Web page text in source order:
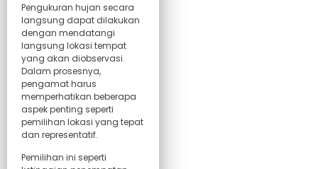
Pengukuran hujan secara
langsung dapat dilakukan
dengan mendatangi
langsung lokasi tempat
yang akan diobservasi.
Dalam prosesnya,
pengamat harus
memperhatikan beberapa
aspek penting seperti
pemilihan lokasi yang tepat
dan representatif.
Pemilihan ini seperti